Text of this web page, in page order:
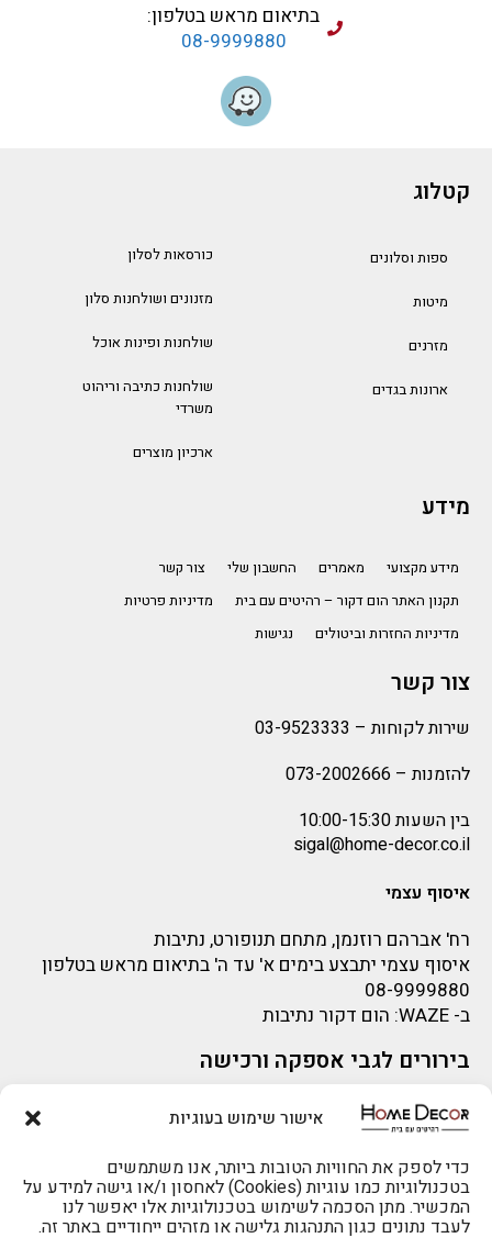
אישור שימוש בעוגיות
כדי לספק את החוויות הטובות ביותר, אנו משתמשים
בטכנולוגיות כמו עוגיות (Cookies) לאחסון ו/או גישה למידע על
המכשיר. מתן הסכמה לשימוש בטכנולוגיות אלו יאפשר לנו
לעבד נתונים כגון התנהגות גלישה או מזהים ייחודיים באתר זה.
להזמנות 073-2002666
בתיאום מראש בטלפון:
08-9999880
קטלוג
ספות וסלונים
מיטות
מזרנים
ארונות בגדים
כורסאות לסלון
מזנונים ושולחנות סלון
שולחנות ופינות אוכל
שולחנות כתיבה וריהוט
משרדי
ארכיון מוצרים
מידע
מידע מקצועי מאמרים החשבון שלי
צור קשר
תקנון האתר הום דקור – רהיטים עם בית
מדיניות פרטיות
מדיניות החזרות וביטולים
נגישות
צור קשר
שירות לקוחות – 03-9523333
להזמנות – 073-2002666
בין השעות 10:00-15:30
sigal@home-decor.co.il
איסוף עצמי
רח' אברהם רוזנמן, מתחם תנופורט, נתיבות
איסוף עצמי יתבצע בימים א' עד ה' בתיאום מראש בטלפון
08-9999880
ב- WAZE: הום דקור נתיבות
בירורים לגבי אספקה ורכישה
בירור לגבי אספקה -ניתן לפנות למייל:
sigal@home-decor.co.il
פניות לפני רכישה – ניתן לפנות למייל: omer@home-
decor.co.il